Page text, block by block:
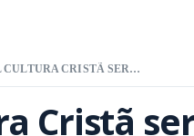
FESTIVAL CULTURA CRISTÃ SERÁ DE 3 A 5 DE ABRIL, COM PROGRAMAÇÃO ESPECIAL DE PÁSCOA
Cristã